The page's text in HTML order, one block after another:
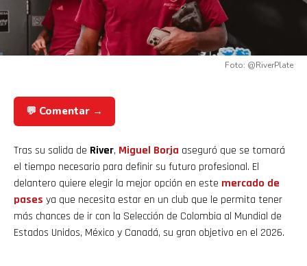
Foto: @RiverPlate
💬 Comentar →
Tras su salida de River, Miguel Borja aseguró que se tomará
el tiempo necesario para definir su futuro profesional. El
delantero quiere elegir la mejor opción en este mercado de
pases ya que necesita estar en un club que le permita tener
más chances de ir con la Selección de Colombia al Mundial de
Estados Unidos, México y Canadá, su gran objetivo en el 2026.